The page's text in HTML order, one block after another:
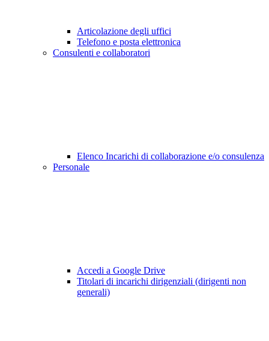
Articolazione degli uffici
Telefono e posta elettronica
Consulenti e collaboratori
Elenco Incarichi di collaborazione e/o consulenza
Personale
Accedi a Google Drive
Titolari di incarichi dirigenziali (dirigenti non
generali)